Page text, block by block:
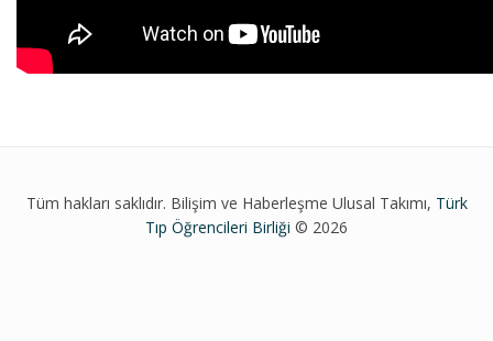
Tüm hakları saklıdır. Bilişim ve Haberleşme Ulusal Takımı, Türk
Tıp Öğrencileri Birliği © 2026